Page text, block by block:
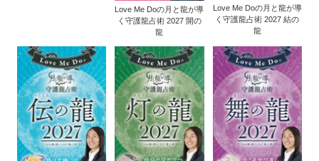
Love Me Doの月と龍が導
く守護龍占術 2027 開の
龍
Love Me Doの月と龍が導
く守護龍占術 2027 結の
龍